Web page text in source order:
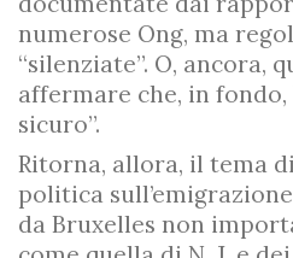
numerose Ong, ma
“silenziate”. O, ancora,
affermare che, in fondo,
sicuro”.
Ritorna, allora, il tema
politica
da Bruxelles non